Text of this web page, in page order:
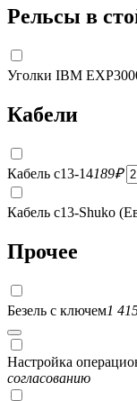
Рельсы в
Уголки IBM
Кабели
Кабель c13-14189₽
Кабель c13-Shuko
Прочее
Безель с ключем1
Настройка
согласованию